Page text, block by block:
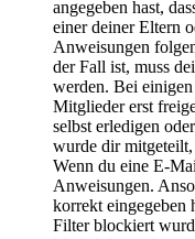
angegeben hast,
einer deiner Eltern
Anweisungen
der Fall ist, muss
werden. Bei einigen
Mitglieder erst
selbst erledigen
wurde dir
Wenn du eine E-
Anweisungen.
korrekt eingegeben
Filter blockiert